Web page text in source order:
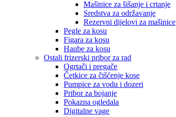
Mašinice za šišanje i crtanje
Sredstva za održavanje
Rezervni dijelovi za mašinice
Pegle za kosu
Figara za kosu
Haube za kosu
Ostali frizerski pribor za rad
Ogrtači i pregače
Četkice za čišćenje kose
Pumpice za vodu i dozeri
Pribor za bojanje
Pokazna ogledala
Digitalne vage